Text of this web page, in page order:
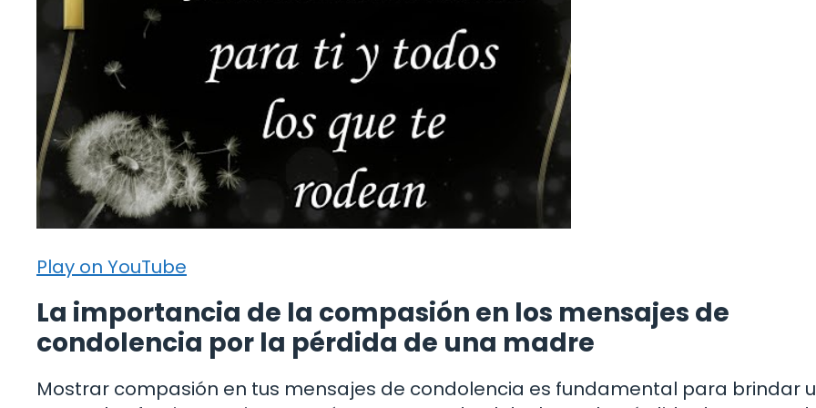
Play on YouTube
La importancia de la compasión en los mensajes de
condolencia por la pérdida de una madre
Mostrar compasión en tus mensajes de condolencia es fundamental para brindar